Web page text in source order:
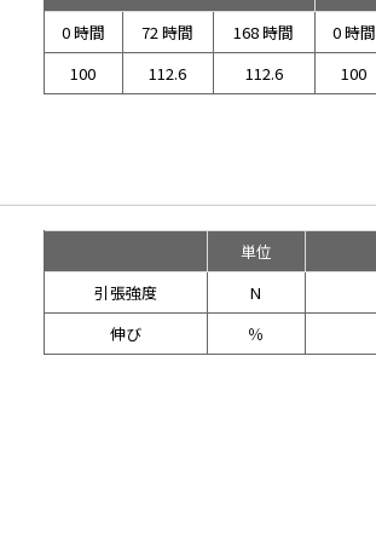
0 時間
72 時間 168 時間 0 時間
100
112.6 112.6 100
単位
引張強度
N
伸び
％